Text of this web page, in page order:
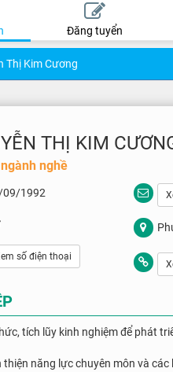
Đăng tuyển
Thị Kim Cương
THỊ KIM
nghề
09/1992
số điện thoại
tích lũy kinh nghiệm để phát
năng lực chuyên môn và